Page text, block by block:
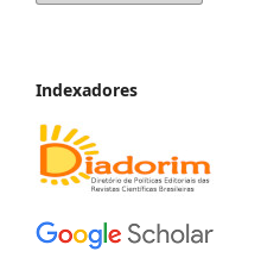
Indexadores